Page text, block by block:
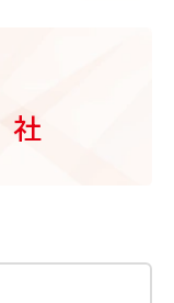
社